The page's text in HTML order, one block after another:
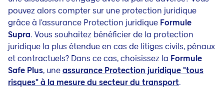
pouvez alors compter sur une protection juridique
grâce à l'assurance Protection juridique Formule
Supra. Vous souhaitez bénéficier de la protection
juridique la plus étendue en cas de litiges civils, pénaux
et contractuels? Dans ce cas, choisissez la Formule
Safe Plus, uneassurance Protection juridique "tous
risques" à la mesure du secteur du transport.